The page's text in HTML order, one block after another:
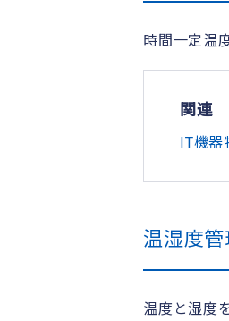
時間一定温
関連
IT機器
温湿度
温度と湿度